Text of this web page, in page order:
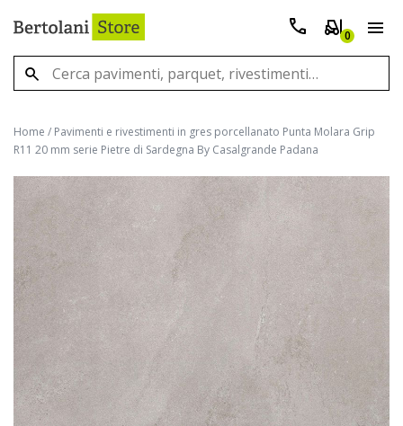
0
Home / Pavimenti e rivestimenti in gres porcellanato Punta Molara Grip
R11 20 mm serie Pietre di Sardegna By Casalgrande Padana